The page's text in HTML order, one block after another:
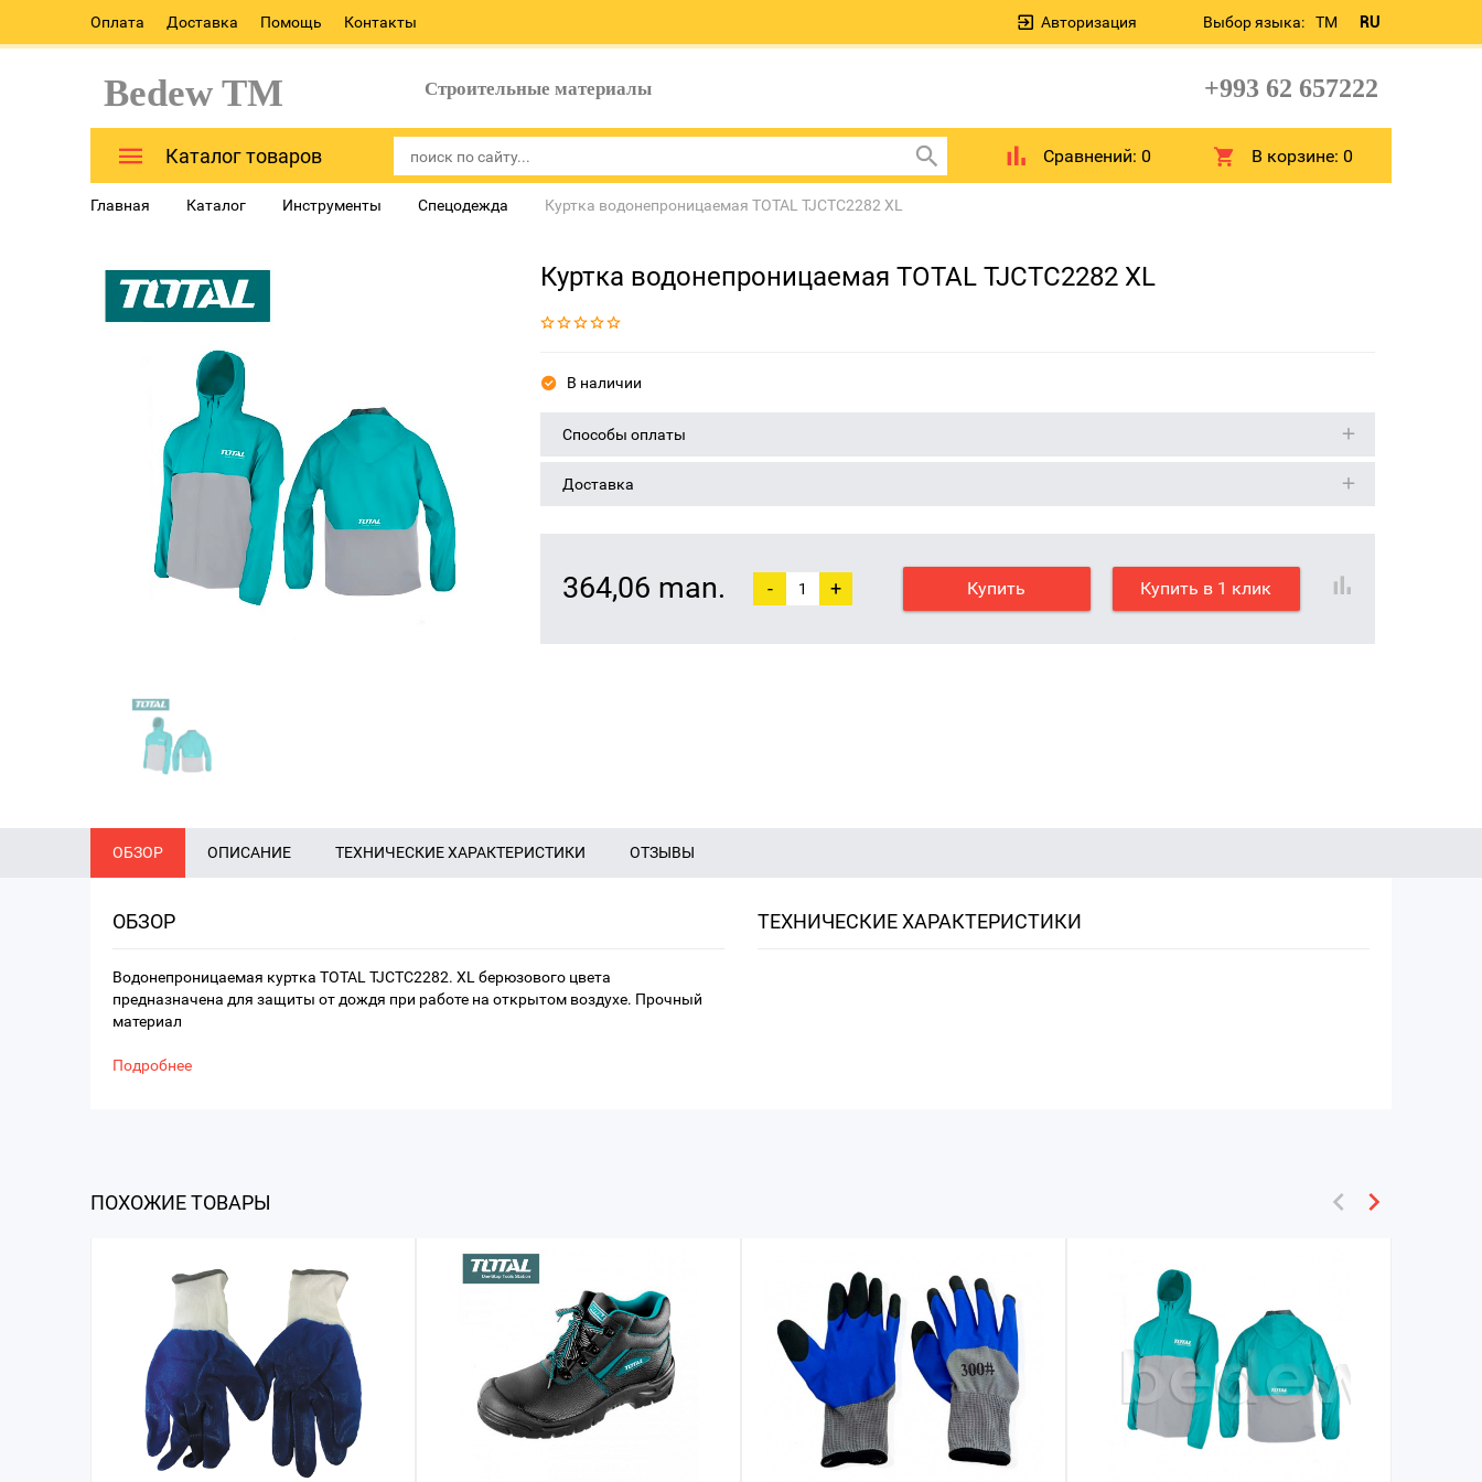
Оплата Доставка Помощь Контакты Выбор языка: TM RU
Авторизация
Bedew TM Строительные материалы +993 62 657222
Каталог товаров Сравнений: 0 В корзине:0
Главная Каталог Инструменты Спецодежда Куртка водонепроницаемая TOTAL TJCTC2282 XL
Куртка водонепроницаемая TOTAL TJCTC2282 XL
В наличии
Способы оплаты
Доставка
364,06 man. - + Купить Купить в 1 клик
ОБЗОР ОПИСАНИЕ ТЕХНИЧЕСКИЕ ХАРАКТЕРИСТИКИ ОТЗЫВЫ
ОБЗОР
Водонепроницаемая куртка TOTAL TJCTC2282. ХL берюзового цвета
предназначена для защиты от дождя при работе на открытом воздухе. Прочный
материал
Подробнее
ТЕХНИЧЕСКИЕ ХАРАКТЕРИСТИКИ
ПОХОЖИЕ ТОВАРЫ